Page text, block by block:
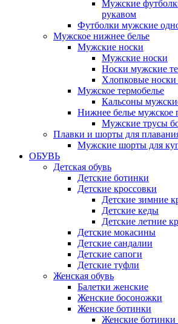
Мужские
рукавом
Футболки мужские
Мужское нижнее белье
Мужские носки
Мужские носки
Носки мужские
Хлопковые
Мужское термобелье
Кальсоны
Нижнее белье мужское
Мужские трусы
Плавки и шорты для
Мужские шорты для
ОБУВЬ
Детская обувь
Детские ботинки
Детские кроссовки
Детские зимние
Детские кеды
Детские летние
Детские мокасины
Детские сандалии
Детские сапоги
Детские туфли
Женская обувь
Балетки женские
Женские босоножки
Женские ботинки
Женские ботинки